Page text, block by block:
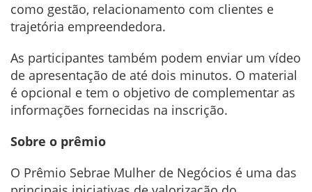
como gestão, relacionamento com clientes e
trajetória empreendedora.
As participantes também podem enviar um vídeo
de apresentação de até dois minutos. O material
é opcional e tem o objetivo de complementar as
informações fornecidas na inscrição.
Sobre o prêmio
O Prêmio Sebrae Mulher de Negócios é uma das